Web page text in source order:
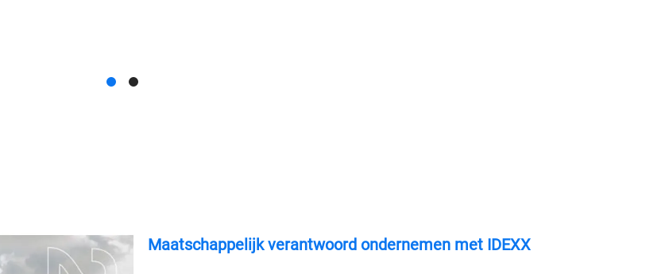
Maatschappelijk verantwoord ondernemen met IDEXX